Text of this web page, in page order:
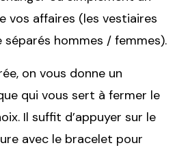
vos affaires (les vestiaires
hommes / femmes).
on vous donne un
qui vous sert à fermer le
Il suffit d’appuyer sur le
avec le bracelet pour